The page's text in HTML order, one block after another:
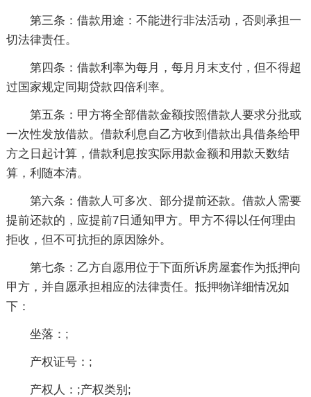
第三条：借款用途：不能进行非法活动，否则承担一
切法律责任。
第四条：借款利率为每月，每月月末支付，但不得超
过国家规定同期贷款四倍利率。
第五条：甲方将全部借款金额按照借款人要求分批或
一次性发放借款。借款利息自乙方收到借款出具借条给甲
方之日起计算，借款利息按实际用款金额和用款天数结
算，利随本清。
第六条：借款人可多次、部分提前还款。借款人需要
提前还款的，应提前7日通知甲方。甲方不得以任何理由
拒收，但不可抗拒的原因除外。
第七条：乙方自愿用位于下面所诉房屋套作为抵押向
甲方，并自愿承担相应的法律责任。抵押物详细情况如
下：
坐落：;
产权证号：;
产权人：;产权类别;